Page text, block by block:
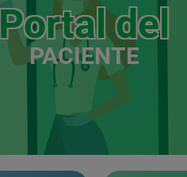
Portal del
PACIENTE